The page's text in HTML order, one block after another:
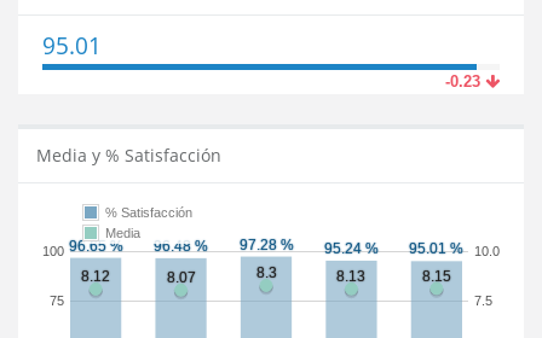
95.01
-0.23
Media y % Satisfacción
75
100
7.5
10.0
% Satisfacción
Media